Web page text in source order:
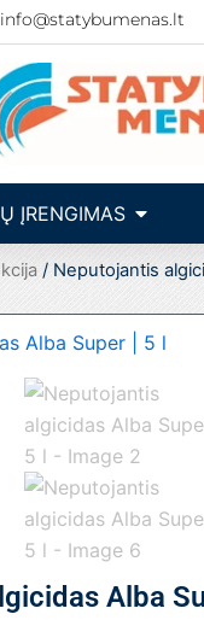
info@statybumenas.lt
ĮRENGIMAS Open
/ Neputojantis
Alba